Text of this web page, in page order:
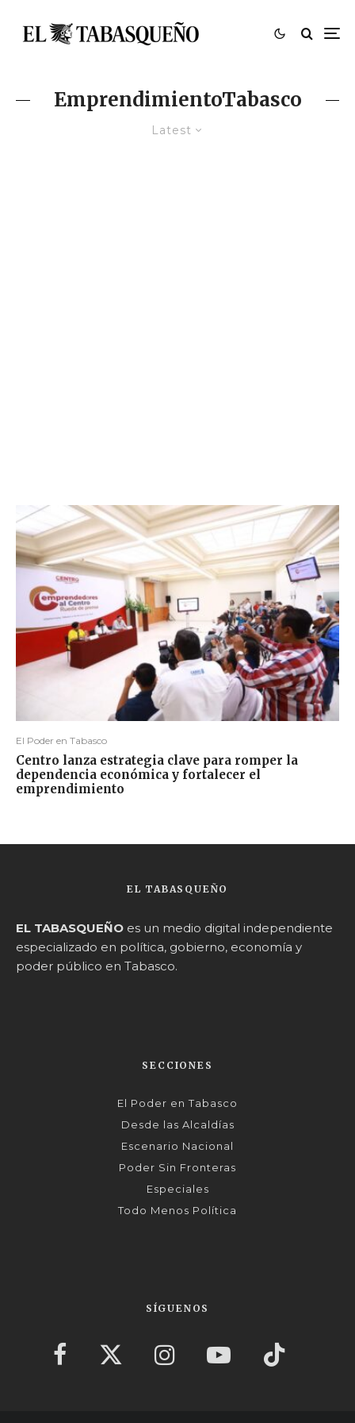
EmprendimientoTabasco
Latest
El Poder en Tabasco
Centro lanza estrategia clave para romper la
dependencia económica y fortalecer el
emprendimiento
EL TABASQUEÑO
EL TABASQUEÑO es un medio digital independiente
especializado en política, gobierno, economía y
poder público en Tabasco.
SECCIONES
El Poder en Tabasco
Desde las Alcaldías
Escenario Nacional
Poder Sin Fronteras
Especiales
Todo Menos Política
SÍGUENOS